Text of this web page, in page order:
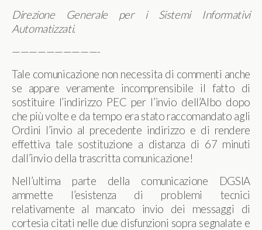
Direzione Generale per i Sistemi Informativi
Automatizzati.
——————————-
Tale comunicazione non necessita di commenti anche
se appare veramente incomprensibile il fatto di
sostituire l’indirizzo PEC per l’invio dell’Albo dopo
che più volte e da tempo era stato raccomandato agli
Ordini l’invio al precedente indirizzo e di rendere
effettiva tale sostituzione a distanza di 67 minuti
dall’invio della trascritta comunicazione!
Nell’ultima parte della comunicazione DGSIA
ammette l’esistenza di problemi tecnici
relativamente al mancato invio dei messaggi di
cortesia citati nelle due disfunzioni sopra segnalate e